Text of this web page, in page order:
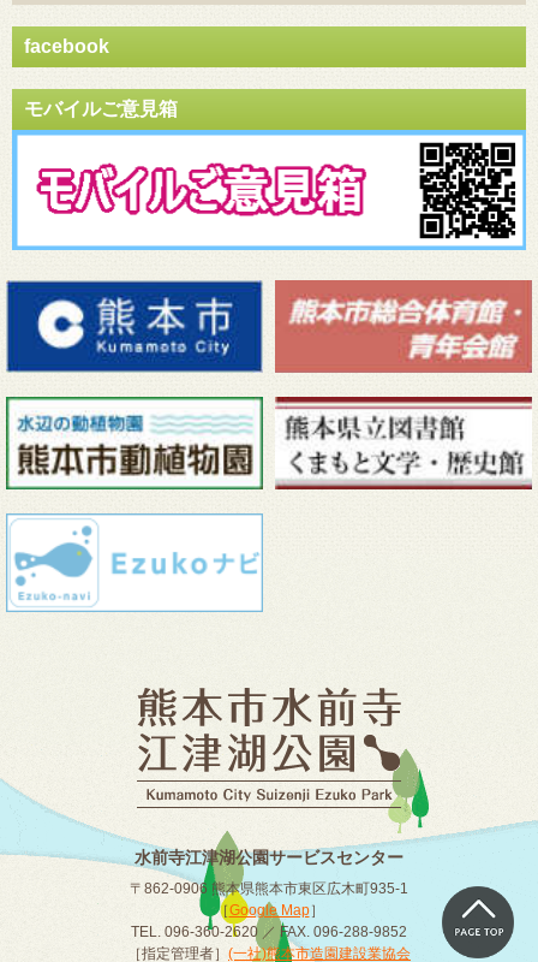
facebook
モバイルご意見箱
水前寺江津湖公園サービスセンター
〒862-0906 熊本県熊本市東区広木町935-1
［Google Map］
TEL. 096-360-2620 ／ FAX. 096-288-9852
［指定管理者］ (一社)熊本市造園建設業協会